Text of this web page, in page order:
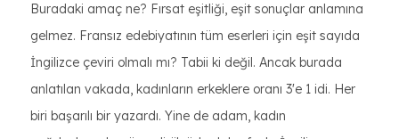
Buradaki amaç ne? Fırsat eşitliği, eşit sonuçlar anlamına
gelmez. Fransız edebiyatının tüm eserleri için eşit sayıda
İngilizce çeviri olmalı mı? Tabii ki değil. Ancak burada
anlatılan vakada, kadınların erkeklere oranı 3'e 1 idi. Her
biri başarılı bir yazardı. Yine de adam, kadın